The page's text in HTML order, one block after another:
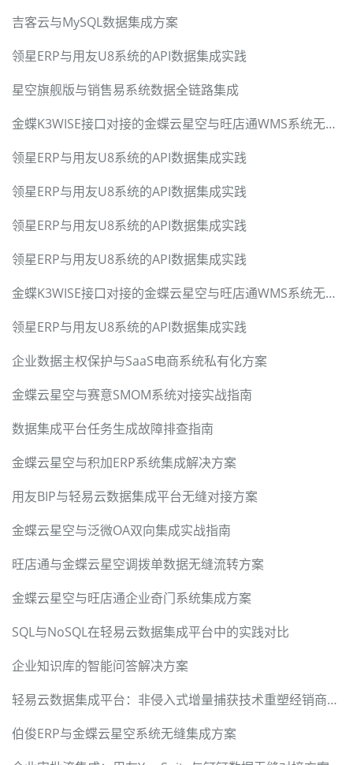
吉客云与MySQL数据集成方案
领星ERP与用友U8系统的API数据集成实践
星空旗舰版与销售易系统数据全链路集成
金蝶K3WISE接口对接的金蝶云星空与旺店通WMS系统无缝集成方案
领星ERP与用友U8系统的API数据集成实践
领星ERP与用友U8系统的API数据集成实践
领星ERP与用友U8系统的API数据集成实践
领星ERP与用友U8系统的API数据集成实践
金蝶K3WISE接口对接的金蝶云星空与旺店通WMS系统无缝集成方案
领星ERP与用友U8系统的API数据集成实践
企业数据主权保护与SaaS电商系统私有化方案
金蝶云星空与赛意SMOM系统对接实战指南
数据集成平台任务生成故障排查指南
金蝶云星空与积加ERP系统集成解决方案
用友BIP与轻易云数据集成平台无缝对接方案
金蝶云星空与泛微OA双向集成实战指南
旺店通与金蝶云星空调拨单数据无缝流转方案
金蝶云星空与旺店通企业奇门系统集成方案
SQL与NoSQL在轻易云数据集成平台中的实践对比
企业知识库的智能问答解决方案
轻易云数据集成平台：非侵入式增量捕获技术重塑经销商ERP与数字营销智能连接
伯俊ERP与金蝶云星空系统无缝集成方案